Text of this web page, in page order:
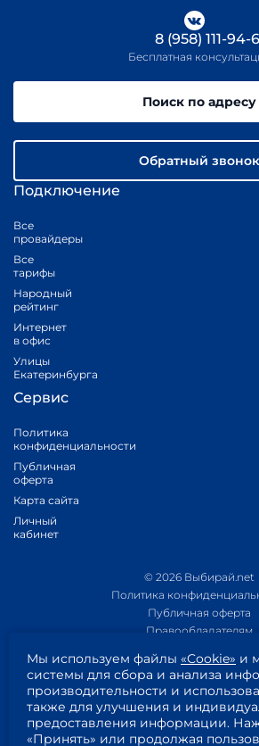
Подключение
Все
провайдеры
Все
тарифы
Народный
рейтинг
Интернет
в офис
Улицы
Екатеринбурга
Сервис
Политика
конфиденциальности
Публичная
оферта
Карта сайта
Личный
кабинет
8 (958) 111-94-
Бесплатная
Поиск по адресу
Обратный звонок
© 2026 Выбирай.net
Политика
Публичная оферта
Правообладателям
Приложение 1
Приложение 2
Пользовательское
Согласие на обработку
Мы используем файлы «Cookie» и
системы для сбора и анализа
производительности и
также для улучшения и
предоставления информации.
«Принять» или продолжая